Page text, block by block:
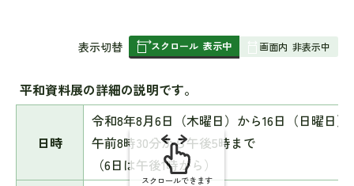
表
み
の
表示切替 スクロール 表示中 画面内 非表示中
平和資料展の詳細の説明です。
日時
令和8年8月6日（木曜日）から16日（日曜日）
午前8時30分から午後5時まで
（6日は午後1時から）
スクロールできます